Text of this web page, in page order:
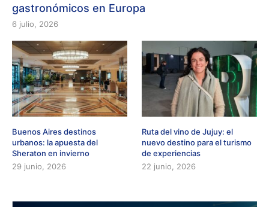
gastronómicos en Europa
6 julio, 2026
Buenos Aires destinos
urbanos: la apuesta del
Sheraton en invierno
29 junio, 2026
Ruta del vino de Jujuy: el
nuevo destino para el turismo
de experiencias
22 junio, 2026